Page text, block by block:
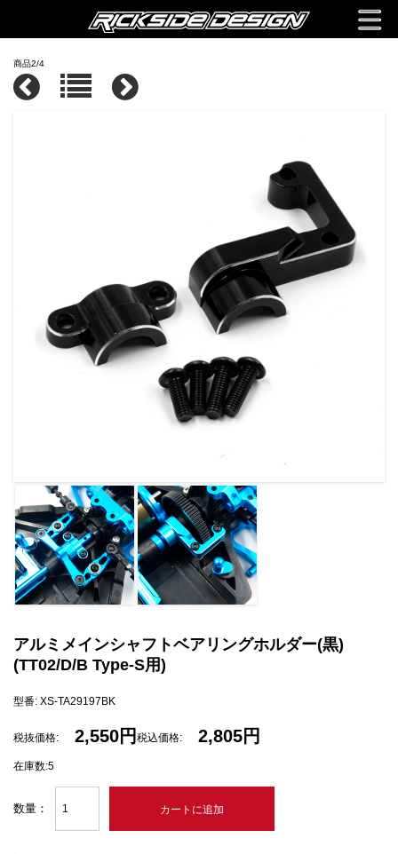
商品2/4
アルミメインシャフトベアリングホルダー(黒)
(TT02/D/B Type-S用)
型番: XS-TA29197BK
税抜価格: 2,550円 税込価格: 2,805円
在庫数:5
数量：